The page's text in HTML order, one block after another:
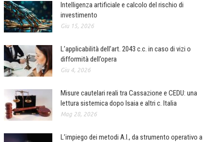
BROCHURE CE.S.E.D.
LA RIVISTA
COMITATO SCIENTIFICO
COMITATO EDITORIALE
REDAZIONE
Intelligenza artificiale e calcolo del rischio di
investimento
Giu 15, 2026
L’applicabilità dell’art. 2043 c.c. in caso di vizi o
difformità dell’opera
Giu 4, 2026
Misure cautelari reali tra Cassazione e CEDU: una
lettura sistemica dopo Isaia e altri c. Italia
Mag 28, 2026
L’impiego dei metodi A.I., da strumento operativo a